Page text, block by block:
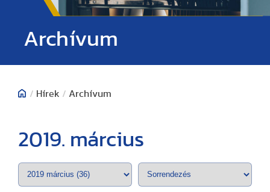
Archívum
/ Hírek / Archívum
2019. március